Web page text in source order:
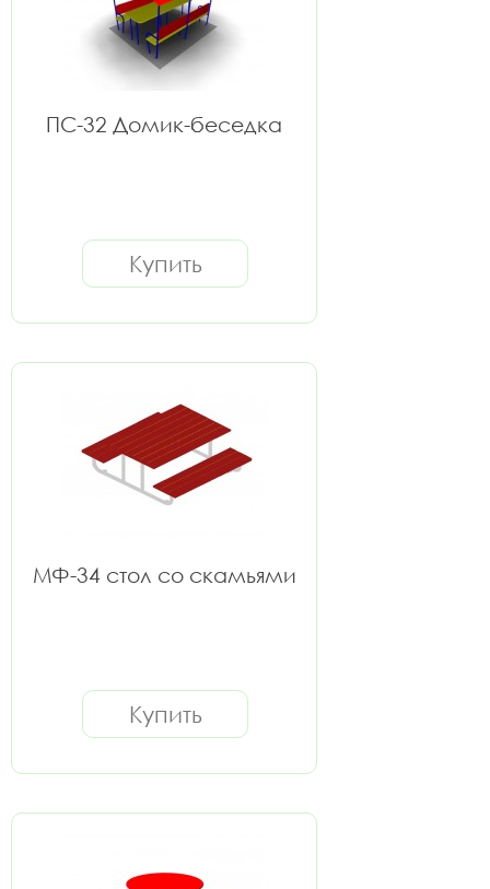
ПС-32 Домик-беседка
Купить
МФ-34 стол со скамьями
Купить